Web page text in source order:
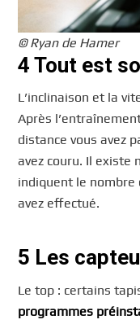
© Ryan de Hamer
4 Tout est
L’inclinaison et la
Après
distance vous avez
avez couru. Il existe
indiquent le nombre
avez effectué.
5 Les
Le top : certains
programmes